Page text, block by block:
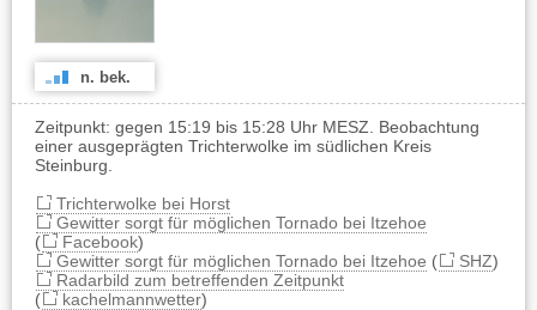
n. bek.
Zeitpunkt: gegen 15:19 bis 15:28 Uhr MESZ. Beobachtung
einer ausgeprägten Trichterwolke im südlichen Kreis
Steinburg.
Trichterwolke bei Horst
Gewitter sorgt für möglichen Tornado bei Itzehoe
(
Facebook)
Gewitter sorgt für möglichen Tornado bei Itzehoe ( SHZ)
Radarbild zum betreffenden Zeitpunkt
(
kachelmannwetter)